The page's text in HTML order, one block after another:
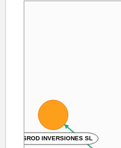
JOSROD INVERSIONES SL